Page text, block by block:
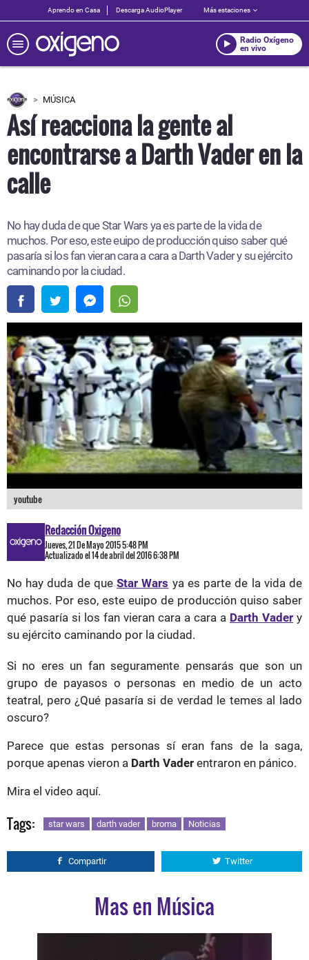
Aprendo en Casa Descarga AudioPlayer Más estaciones
Radio Oxígeno
en vivo
MÚSICA
Así reacciona la gente al
encontrarse a Darth Vader en la
calle
No hay duda de que Star Wars ya es parte de la vida de
muchos. Por eso, este euipo de producción quiso saber qué
pasaría si los fan vieran cara a cara a Darth Vader y su ejército
caminando por la ciudad.
youtube
Redacción Oxigeno
Jueves, 21 De Mayo 2015 5:48 PM
Actualizado el 14 de abril del 2016 6:38 PM
No hay duda de queStar Wars ya es parte de la vida de
muchos. Por eso, este euipo de producción quiso saber
qué pasaría si los fan vieran cara a cara a Darth Vader y
su ejército caminando por la ciudad.
Si no eres un fan seguramente pensarás que son un
grupo de payasos o personas en medio de un acto
teatral, pero ¿Qué pasaría si de verdad le temes al lado
oscuro?
Parece que estas personas sí eran fans de la saga,
porque apenas vieron a Darth Vader entraron en pánico.
Mira el video aquí.
Tags: star wars darth vader broma Noticias
Compartir Twitter
Mas en Música